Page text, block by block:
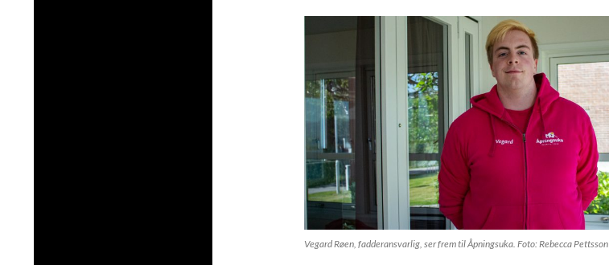
Vegard Røen, fadderansvarlig, ser frem til Åpningsuka. Foto: Rebecca Pettsson